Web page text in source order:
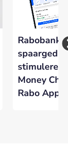
Rabobank
stimuleren
Money
Rabo App